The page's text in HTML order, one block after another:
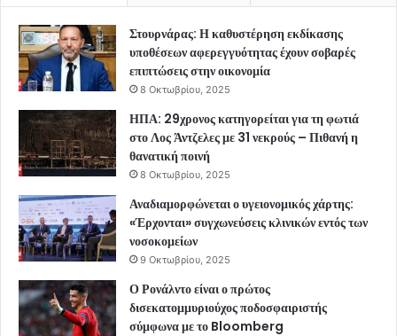
Στουρνάρας: Η καθυστέρηση εκδίκασης
υποθέσεων αφερεγγυότητας έχουν σοβαρές
επιπτώσεις στην οικονομία
8 Οκτωβρίου, 2025
ΗΠΑ: 29χρονος κατηγορείται για τη φωτιά
στο Λος Άντζελες με 31 νεκρούς – Πιθανή η
θανατική ποινή
8 Οκτωβρίου, 2025
Αναδιαμορφώνεται ο υγειονομικός χάρτης:
«Έρχονται» συγχωνεύσεις κλινικών εντός των
νοσοκομείων
9 Οκτωβρίου, 2025
Ο Ρονάλντο είναι ο πρώτος
δισεκατομμυριούχος ποδοσφαιριστής
σύμφωνα με το Bloomberg